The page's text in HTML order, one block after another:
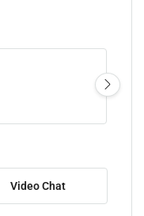
Video Chat